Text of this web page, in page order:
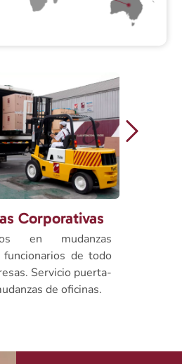
Corporativas
en mudanzas
de todo
Servicio puerta-
de oficinas.